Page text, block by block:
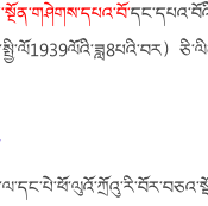
སྔོན་གཤེགས་དཔའ་བོ་
）